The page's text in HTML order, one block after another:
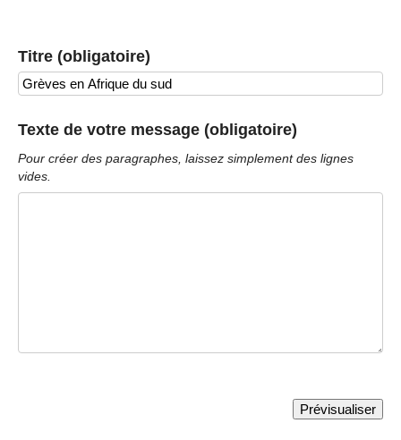
Titre (obligatoire)
Texte de votre message (obligatoire)
Pour créer des paragraphes, laissez simplement des lignes
vides.